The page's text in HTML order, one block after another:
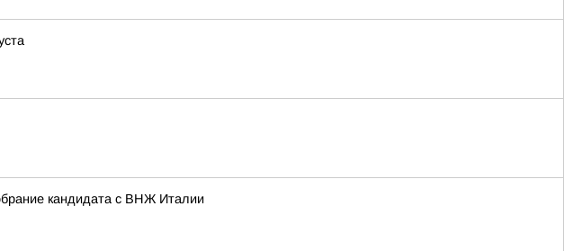
кандидата с ВНЖ Италии